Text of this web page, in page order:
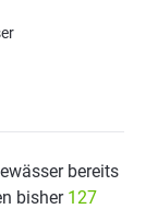
bereits
bisher 127